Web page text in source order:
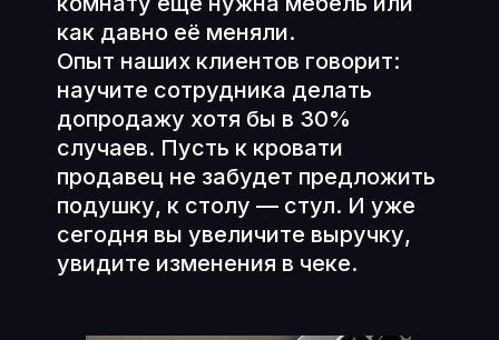
как давно её меняли.
Опыт наших клиентов говорит:
научите сотрудника делать
допродажу хотя бы в 30%
случаев. Пусть к кровати
продавец не забудет предложить
подушку, к столу — стул. И уже
сегодня вы увеличите выручку,
увидите изменения в чеке.